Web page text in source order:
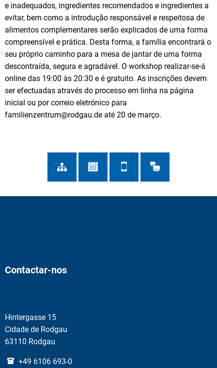
e inadequados, ingredientes recomendados e ingredientes a
evitar, bem como a introdução responsável e respeitosa de
alimentos complementares serão explicados de uma forma
compreensível e prática. Desta forma, a família encontrará o
seu próprio caminho para a mesa de jantar de uma forma
descontraída, segura e agradável. O workshop realizar-se-á
online das 19:00 às 20:30 e é gratuito. As inscrições devem
ser efectuadas através do processo em linha na página
inicial ou por correio eletrónico para
familienzentrum@rodgau.de até 20 de março.
Contactar-nos
Hintergasse 15
Cidade de Rodgau
63110 Rodgau
+49 6106 693-0